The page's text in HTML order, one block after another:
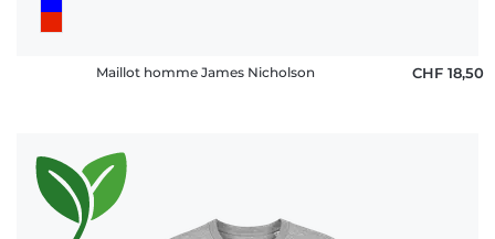
Maillot homme James Nicholson CHF 18,50